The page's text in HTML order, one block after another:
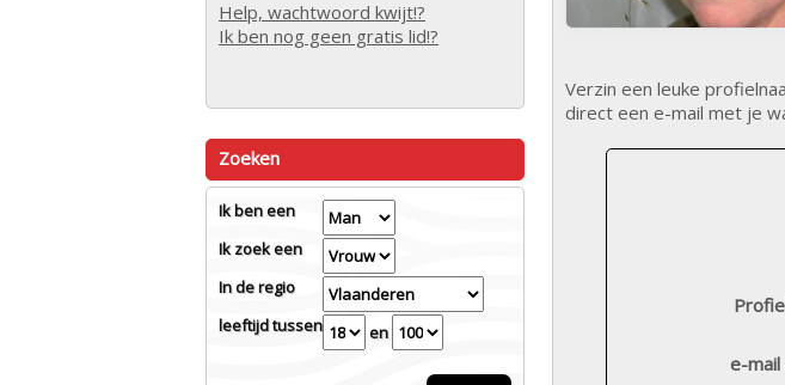
Verzin een leuke
direct een e-mail met je
e-
Help, wachtwoord kwijt!?
Ik ben nog geen gratis lid!?
Zoeken
Ik ben een
Ik zoek een
In de regio
leeftijd tussen
en